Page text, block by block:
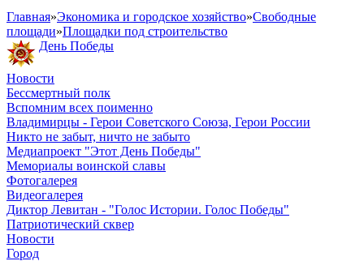
Главная»Экономика и городское хозяйство»Свободные
площади»Площадки под строительство
День Победы
Новости
Бессмертный полк
Вспомним всех поименно
Владимирцы - Герои Советского Союза, Герои России
Никто не забыт, ничто не забыто
Медиапроект "Этот День Победы"
Мемориалы воинской славы
Фотогалерея
Видеогалерея
Диктор Левитан - "Голос Истории. Голос Победы"
Патриотический сквер
Новости
Город